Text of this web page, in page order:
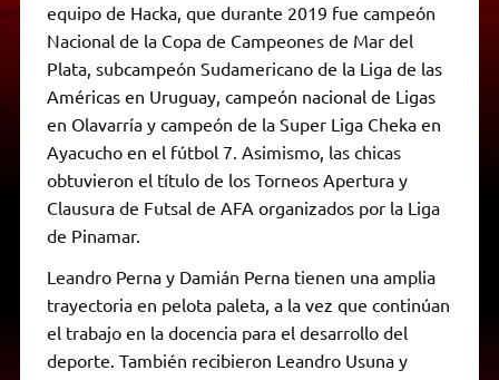
equipo de Hacka, que durante 2019 fue campeón
Nacional de la Copa de Campeones de Mar del
Plata, subcampeón Sudamericano de la Liga de las
Américas en Uruguay, campeón nacional de Ligas
en Olavarría y campeón de la Super Liga Cheka en
Ayacucho en el fútbol 7. Asimismo, las chicas
obtuvieron el título de los Torneos Apertura y
Clausura de Futsal de AFA organizados por la Liga
de Pinamar.
Leandro Perna y Damián Perna tienen una amplia
trayectoria en pelota paleta, a la vez que continúan
el trabajo en la docencia para el desarrollo del
deporte. También recibieron Leandro Usuna y